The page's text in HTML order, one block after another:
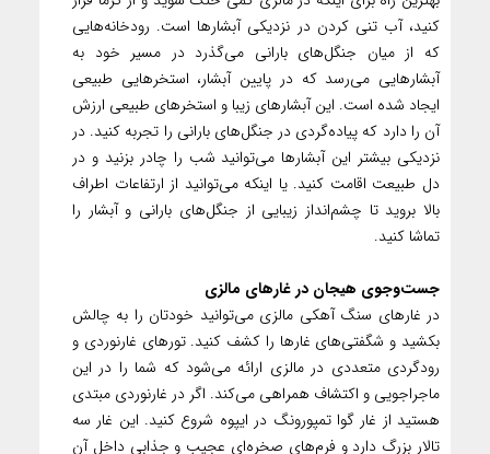
کنید، آب تنی کردن در نزدیکی آبشارها است. رودخانه‌هایی
که از میان جنگل‌های بارانی می‌گذرد در مسیر خود به
آبشارهایی می‌رسد که در پایین آبشار، استخرهایی طبیعی
ایجاد شده است. این آبشارهای زیبا و استخرهای طبیعی ارزش
آن را دارد که پیاده‌گردی در جنگل‌های بارانی را تجربه کنید. در
نزدیکی بیشتر این آبشارها می‌توانید شب را چادر بزنید و در
دل طبیعت اقامت کنید. یا اینکه می‌توانید از ارتفاعات اطراف
بالا بروید تا چشم‌انداز زیبایی از جنگل‌های بارانی و آبشار را
تماشا کنید.
جست‌وجوی هیجان در غارهای مالزی
در غارهای سنگ آهکی مالزی می‌توانید خودتان را به چالش
بکشید و شگفتی‌های غارها را کشف کنید. تورهای غارنوردی و
رودگردی متعددی در مالزی ارائه می‌شود که شما را در این
ماجراجویی و اکتشاف همراهی می‌کند. اگر در غارنوردی مبتدی
هستید از غار گوا تمپورونگ در ایپوه شروع کنید. این غار سه
تالار بزرگ دارد و فرم‌های صخره‌ای عجیب و جذابی داخل آن